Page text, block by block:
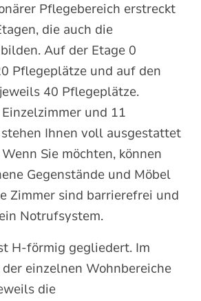
Pflegebereich erstreckt
die auch die
Auf der Etage 0
Pflegeplätze und auf den
40 Pflegeplätze.
und 11
Ihnen voll ausgestattet
Sie möchten, können
Gegenstände und Möbel
Zimmer sind barrierefrei und
Notrufsystem.
H-förmig gegliedert. Im
einzelnen Wohnbereiche
die